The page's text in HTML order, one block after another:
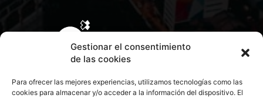
Gestionar el consentimiento
de las cookies
Para ofrecer las mejores experiencias, utilizamos tecnologías como las
cookies para almacenar y/o acceder a la información del dispositivo. El